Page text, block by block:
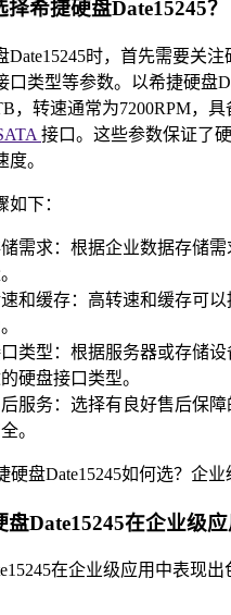
希捷硬盘Date15245？
Date15245时，首先需要关
口类型等参数。以希捷硬盘
，转速通常为7200RPM，
接口。这些参数保证了
。
下：
需求：根据企业数据存储
和缓存：高转速和缓存可
类型：根据服务器或存储
硬盘接口类型。
服务：选择有良好售后保
。
盘Date15245在企业级
在企业级应用中表现